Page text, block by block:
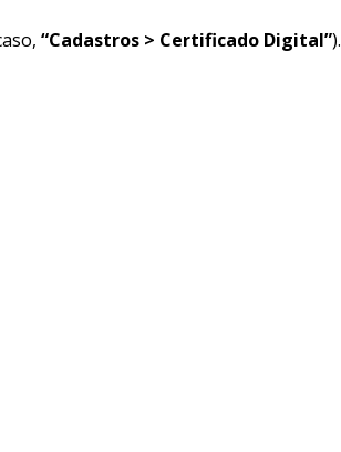
“Cadastros > Certificado Digital”).